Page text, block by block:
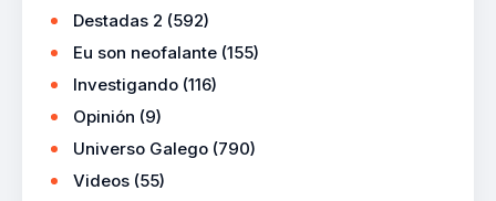
Destadas 2 (592)
Eu son neofalante (155)
Investigando (116)
Opinión (9)
Universo Galego (790)
Videos (55)